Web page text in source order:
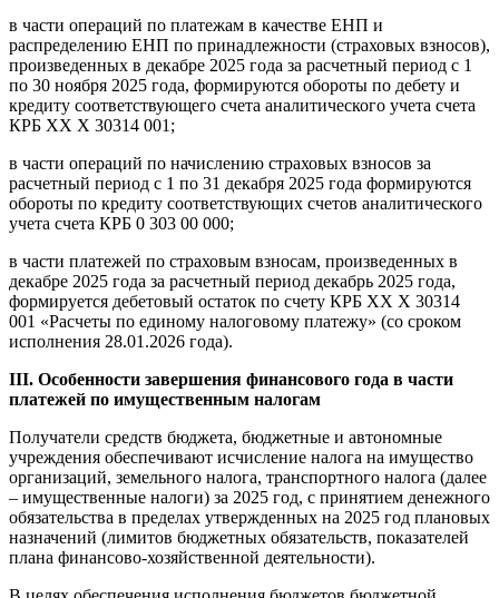
в части операций по платежам в качестве ЕНП и
распределению ЕНП по принадлежности (страховых взносов),
произведенных в декабре 2025 года за расчетный период с 1
по 30 ноября 2025 года, формируются обороты по дебету и
кредиту соответствующего счета аналитического учета счета
КРБ ХХ Х 30314 001;
в части операций по начислению страховых взносов за
расчетный период с 1 по 31 декабря 2025 года формируются
обороты по кредиту соответствующих счетов аналитического
учета счета КРБ 0 303 00 000;
в части платежей по страховым взносам, произведенных в
декабре 2025 года за расчетный период декабрь 2025 года,
формируется дебетовый остаток по счету КРБ ХХ Х 30314
001 «Расчеты по единому налоговому платежу» (со сроком
исполнения 28.01.2026 года).
III. Особенности завершения финансового года в части
платежей по имущественным налогам
Получатели средств бюджета, бюджетные и автономные
учреждения обеспечивают исчисление налога на имущество
организаций, земельного налога, транспортного налога (далее
– имущественные налоги) за 2025 год, с принятием денежного
обязательства в пределах утвержденных на 2025 год плановых
назначений (лимитов бюджетных обязательств, показателей
плана финансово-хозяйственной деятельности).